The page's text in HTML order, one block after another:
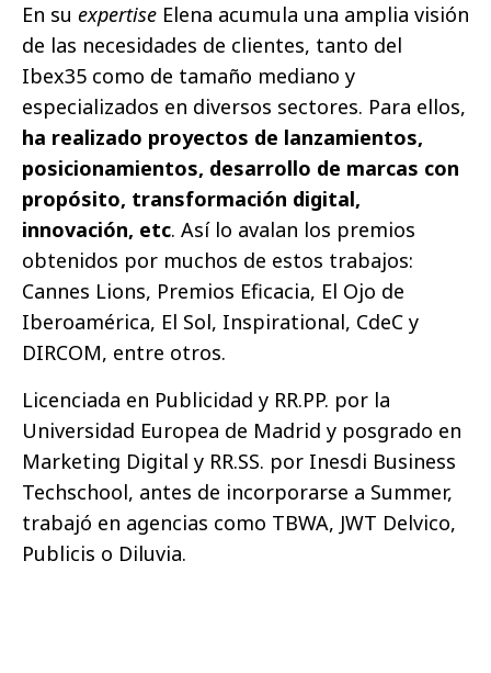
En su expertise Elena acumula una amplia visión
de las necesidades de clientes, tanto del
Ibex35 como de tamaño mediano y
especializados en diversos sectores. Para ellos,
ha realizado proyectos de lanzamientos,
posicionamientos, desarrollo de marcas con
propósito, transformación digital,
innovación, etc. Así lo avalan los premios
obtenidos por muchos de estos trabajos:
Cannes Lions, Premios Eficacia, El Ojo de
Iberoamérica, El Sol, Inspirational, CdeC y
DIRCOM, entre otros.
Licenciada en Publicidad y RR.PP. por la
Universidad Europea de Madrid y posgrado en
Marketing Digital y RR.SS. por Inesdi Business
Techschool, antes de incorporarse a Summer,
trabajó en agencias como TBWA, JWT Delvico,
Publicis o Diluvia.